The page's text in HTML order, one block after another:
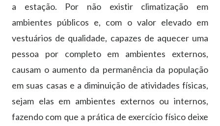
a estação. Por não existir climatização em
ambientes públicos e, com o valor elevado em
vestuários de qualidade, capazes de aquecer uma
pessoa por completo em ambientes externos,
causam o aumento da permanência da população
em suas casas e a diminuição de atividades físicas,
sejam elas em ambientes externos ou internos,
fazendo com que a prática de exercício físico deixe